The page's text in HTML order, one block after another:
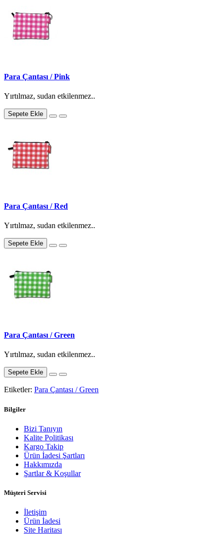
Para Çantası / Pink
Yırtılmaz, sudan etkilenmez..
Sepete Ekle
Para Çantası / Red
Yırtılmaz, sudan etkilenmez..
Sepete Ekle
Para Çantası / Green
Yırtılmaz, sudan etkilenmez..
Sepete Ekle
Etiketler: Para Çantası / Green
Bilgiler
Bizi Tanıyın
Kalite Politikası
Kargo Takip
Ürün İadesi Şartları
Hakkımızda
Şartlar & Koşullar
Müşteri Servisi
İletişim
Ürün İadesi
Site Haritası